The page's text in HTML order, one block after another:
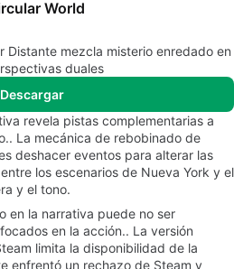
World
Distante mezcla misterio enredado en
duales
Descargar
revela pistas complementarias a
La mecánica de rebobinado de
deshacer eventos para alterar las
los escenarios de Nueva York y el
y el tono.
en la narrativa puede no ser
en la acción.. La versión
limita la disponibilidad de la
enfrentó un rechazo de Steam y